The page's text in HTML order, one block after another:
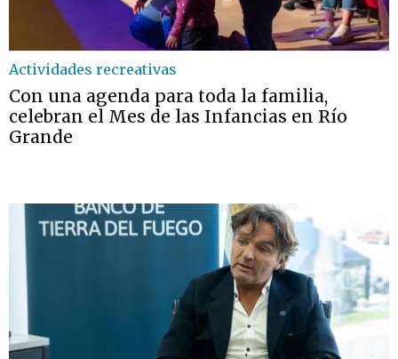
Actividades recreativas
Con una agenda para toda la familia,
celebran el Mes de las Infancias en Río
Grande